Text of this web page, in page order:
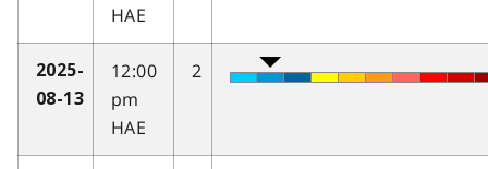
HAE
2025-
08-13
12:00
pm
HAE
2